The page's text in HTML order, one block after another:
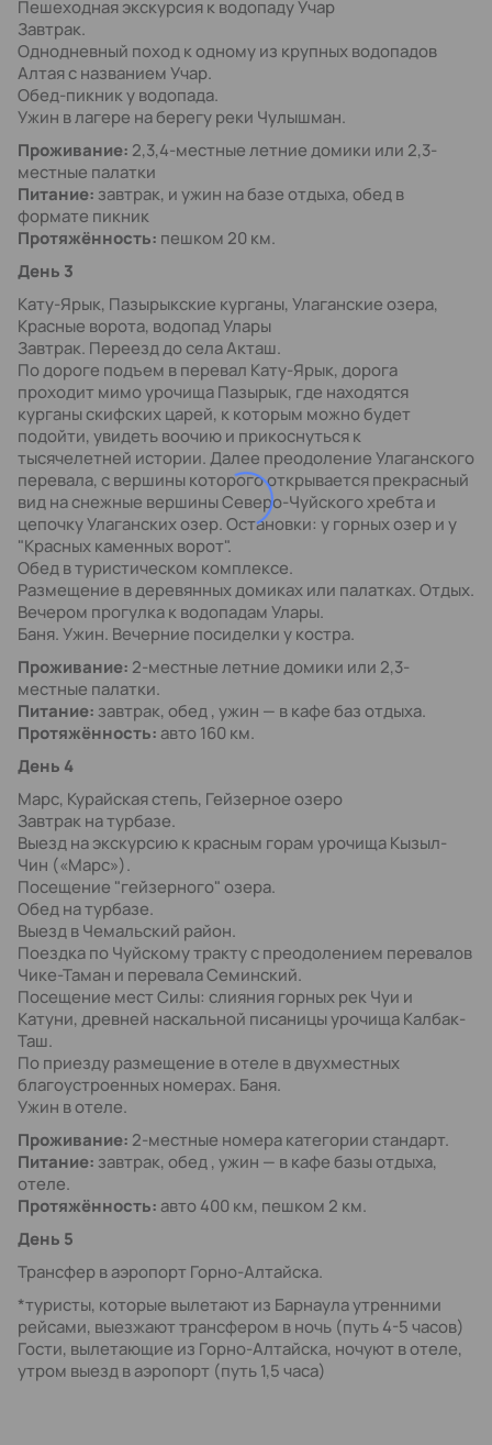
Пешеходная экскурсия к водопаду Учар
Завтрак.
Однодневный поход к одному из крупных водопадов
Алтая с названием Учар.
Обед-пикник у водопада.
Ужин в лагере на берегу реки Чулышман.
Проживание: 2,3,4-местные летние домики или 2,3-
местные палатки
Питание:завтрак, и ужин на базе отдыха, обед в
формате пикник
Протяжённость: пешком 20 км.
День 3
Кату-Ярык, Пазырыкские курганы, Улаганские озера,
Красные ворота, водопад Улары
Завтрак. Переезд до села Акташ.
По дороге подъем в перевал Кату-Ярык, дорога
проходит мимо урочища Пазырык, где находятся
курганы скифских царей, к которым можно будет
подойти, увидеть воочию и прикоснуться к
тысячелетней истории. Далее преодоление Улаганского
перевала, с вершины которого открывается прекрасный
вид на снежные вершины Северо-Чуйского хребта и
цепочку Улаганских озер. Остановки: у горных озер и у
"Красных каменных ворот".
Обед в туристическом комплексе.
Размещение в деревянных домиках или палатках. Отдых.
Вечером прогулка к водопадам Улары.
Баня. Ужин. Вечерние посиделки у костра.
Проживание: 2-местные летние домики или 2,3-
местные палатки.
Питание:завтрак, обед , ужин — в кафе баз отдыха.
Протяжённость:авто 160 км.
День 4
Марс, Курайская степь, Гейзерное озеро
Завтрак на турбазе.
Выезд на экскурсию к красным горам урочища Кызыл-
Чин («Марс»).
Посещение "гейзерного" озера.
Обед на турбазе.
Выезд в Чемальский район.
Поездка по Чуйскому тракту с преодолением перевалов
Чике-Таман и перевала Семинский.
Посещение мест Силы: слияния горных рек Чуи и
Катуни, древней наскальной писаницы урочища Калбак-
Таш.
По приезду размещение в отеле в двухместных
благоустроенных номерах. Баня.
Ужин в отеле.
Проживание: 2-местные номера категории стандарт.
Питание:завтрак, обед , ужин — в кафе базы отдыха,
отеле.
Протяжённость:авто 400 км, пешком 2 км.
День 5
Трансфер в аэропорт Горно-Алтайска.
*туристы, которые вылетают из Барнаула утренними
рейсами, выезжают трансфером в ночь (путь 4-5 часов)
Гости, вылетающие из Горно-Алтайска, ночуют в отеле,
утром выезд в аэропорт (путь 1,5 часа)